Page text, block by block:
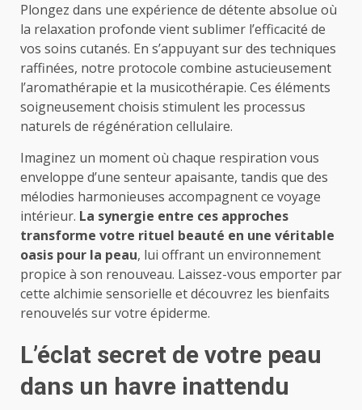
Plongez dans une expérience de détente absolue où
la relaxation profonde vient sublimer l’efficacité de
vos soins cutanés. En s’appuyant sur des techniques
raffinées, notre protocole combine astucieusement
l’aromathérapie et la musicothérapie. Ces éléments
soigneusement choisis stimulent les processus
naturels de régénération cellulaire.
Imaginez un moment où chaque respiration vous
enveloppe d’une senteur apaisante, tandis que des
mélodies harmonieuses accompagnent ce voyage
intérieur. La synergie entre ces approches
transforme votre rituel beauté en une véritable
oasis pour la peau, lui offrant un environnement
propice à son renouveau. Laissez-vous emporter par
cette alchimie sensorielle et découvrez les bienfaits
renouvelés sur votre épiderme.
L’éclat secret de votre peau
dans un havre inattendu